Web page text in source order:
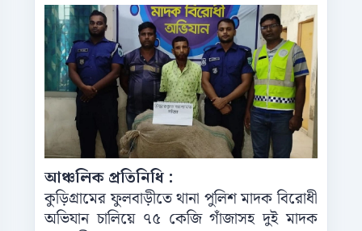
আঞ্চলিক প্রতিনিধি :
কুড়িগ্রামের ফুলবাড়ীতে থানা পুলিশ মাদক বিরোধী
অভিযান চালিয়ে ৭৫ কেজি গাঁজাসহ দুই মাদক